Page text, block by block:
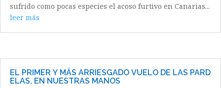
sufrido como pocas especies el acoso furtivo en Canarias...
leer más
EL PRIMER Y MÁS ARRIESGADO VUELO DE LAS PARD
ELAS, EN NUESTRAS MANOS